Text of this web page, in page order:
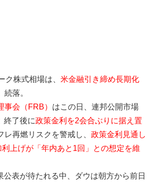
ク株式相場は、 米金融引き締め長期化
続落。
会（FRB） はこの日、連邦公開市場
終了後に政策金利を2会合ぶりに据え置
レ再燃リスクを警戒し、 政策金利見通し
上げが「年内あと1回」との想定を維
公表が待たれる中、ダウは朝方から前日